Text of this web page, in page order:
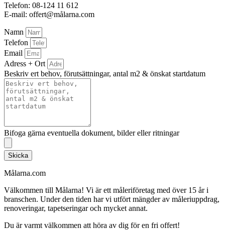
Telefon: 08-124 11 612
E-mail: offert@målarna.com
Namn
Telefon
Email
Adress + Ort
Beskriv ert behov, förutsättningar, antal m2 & önskat startdatum
Bifoga gärna eventuella dokument, bilder eller ritningar
Skicka
Målarna.com
Välkommen till Målarna! Vi är ett måleriföretag med över 15 år i
branschen. Under den tiden har vi utfört mängder av måleriuppdrag,
renoveringar, tapetseringar och mycket annat.
Du är varmt välkommen att höra av dig för en fri offert!